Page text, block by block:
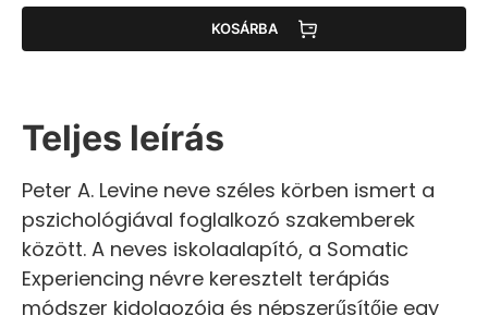
KOSÁRBA
Teljes leírás
Peter A. Levine neve széles körben ismert a
pszichológiával foglalkozó szakemberek
között. A neves iskolaalapító, a Somatic
Experiencing névre keresztelt terápiás
módszer kidolgozója és népszerűsítője egy